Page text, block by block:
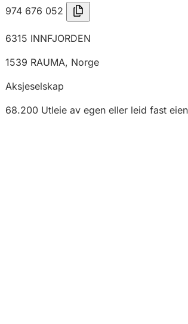
974 676 052
6315 INNFJORDEN
1539 RAUMA, Norge
Aksjeselskap
68.200 Utleie av egen eller leid fast